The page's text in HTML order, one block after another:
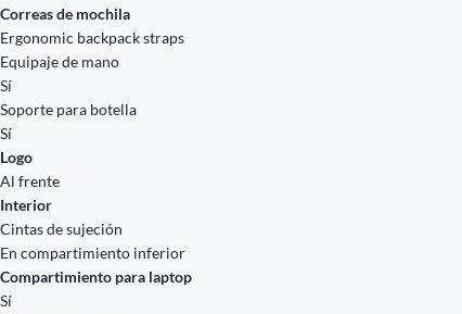
Correas de mochila
Ergonomic backpack straps
Equipaje de mano
Sí
Soporte para botella
Sí
Logo
Al frente
Interior
Cintas de sujeción
En compartimiento inferior
Compartimiento para laptop
Sí